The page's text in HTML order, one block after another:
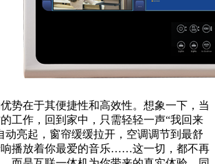
在于其便捷性和高效性。想象一下，当
工作，回到家中，只需轻轻一声“我回来
动亮起，窗帘缓缓拉开，空调调节到最舒
播放着你最爱的音乐……这一切，都不再